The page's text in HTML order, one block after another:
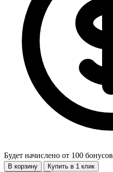
Будет начислено от 100 бонусов
В корзину Купить в 1 клик